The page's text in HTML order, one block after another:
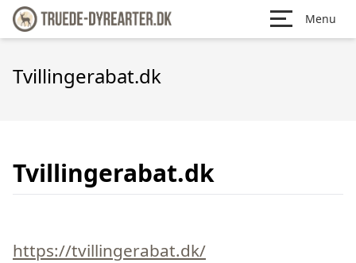
Menu
Tvillingerabat.dk
Tvillingerabat.dk
https://tvillingerabat.dk/